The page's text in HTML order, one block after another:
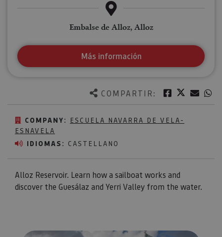
COMPARTIR: Facebook
Twitter
COMPANY:
ESCUELA NAVARRA DE VELA-
ESNAVELA
IDIOMAS: CASTELLANO
Alloz Reservoir. Learn how a sailboat works and
discover the Guesálaz and Yerri Valley from the water.
Embalse de Alloz, Alloz
Más información